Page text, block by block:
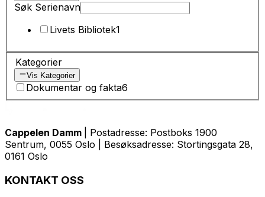
Søk Serienavn
Livets Bibliotek1
Kategorier
Vis Kategorier
Dokumentar og fakta6
Cappelen Damm
| Postadresse: Postboks 1900
Sentrum, 0055 Oslo | Besøksadresse: Stortingsgata 28,
0161 Oslo
KONTAKT OSS